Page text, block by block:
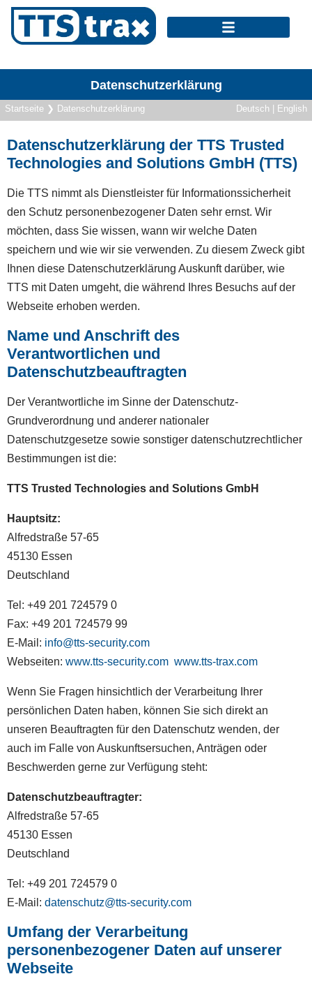
Datenschutzerklärung
Startseite ❯ Datenschutzerklärung Deutsch | English
Datenschutzerklärung der TTS Trusted
Technologies and Solutions GmbH (TTS)
Die TTS nimmt als Dienstleister für Informationssicherheit
den Schutz personenbezogener Daten sehr ernst. Wir
möchten, dass Sie wissen, wann wir welche Daten
speichern und wie wir sie verwenden. Zu diesem Zweck gibt
Ihnen diese Datenschutzerklärung Auskunft darüber, wie
TTS mit Daten umgeht, die während Ihres Besuchs auf der
Webseite erhoben werden.
Name und Anschrift des
Verantwortlichen und
Datenschutzbeauftragten
Der Verantwortliche im Sinne der Datenschutz-
Grundverordnung und anderer nationaler
Datenschutzgesetze sowie sonstiger datenschutzrechtlicher
Bestimmungen ist die:
TTS Trusted Technologies and Solutions GmbH
Hauptsitz:
Alfredstraße 57-65
45130 Essen
Deutschland
Tel: +49 201 724579 0
Fax: +49 201 724579 99
E-Mail: info@tts-security.com
Webseiten: www.tts-security.com www.tts-trax.com
Wenn Sie Fragen hinsichtlich der Verarbeitung Ihrer
persönlichen Daten haben, können Sie sich direkt an
unseren Beauftragten für den Datenschutz wenden, der
auch im Falle von Auskunftsersuchen, Anträgen oder
Beschwerden gerne zur Verfügung steht:
Datenschutzbeauftragter:
Alfredstraße 57-65
45130 Essen
Deutschland
Tel: +49 201 724579 0
E-Mail: datenschutz@tts-security.com
Umfang der Verarbeitung
personenbezogener Daten auf unserer
Webseite